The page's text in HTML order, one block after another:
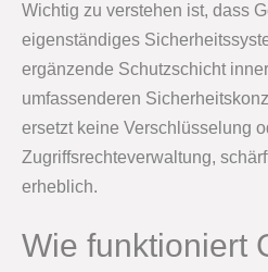
Wichtig zu verstehen ist, dass
eigenständiges
ergänzende Schutzschicht
umfassenderen
ersetzt keine Verschlüsselung
Zugriffsrechteverwaltung,
erheblich.
Wie funktioniert